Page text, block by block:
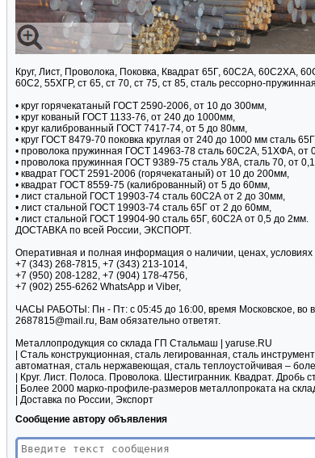
Круг, Лист, Проволока, Поковка, Квадрат 65Г, 60С2А,
60С2, 55ХГР, ст 65, ст 70, ст 75, ст 85, сталь рессорно-
• круг горячекатаный ГОСТ 2590-2006, от 10 до 300мм,
• круг кованый ГОСТ 1133-76, от 240 до 1000мм,
• круг калиброванный ГОСТ 7417-74, от 5 до 80мм,
• круг ГОСТ 8479-70 поковка круглая от 240 до 1000 мм сталь
• проволока пружинная ГОСТ 14963-78 сталь 60С2А, 51ХФА, от
• проволока пружинная ГОСТ 9389-75 сталь У8А, сталь 70, от
• квадрат ГОСТ 2591-2006 (горячекатаный) от 10 до 200мм,
• квадрат ГОСТ 8559-75 (калиброванный) от 5 до 60мм,
• лист стальной ГОСТ 19903-74 сталь 60С2А от 2 до 30мм,
• лист стальной ГОСТ 19903-74 сталь 65Г от 2 до 60мм,
• лист стальной ГОСТ 19904-90 сталь 65Г, 60С2А от 0,5 до 2мм.
ДОСТАВКА по всей России, ЭКСПОРТ.
Оперативная и полная информация о наличии, ценах,
+7 (343) 268-7815, +7 (343) 213-1014,
+7 (950) 208-1282, +7 (904) 178-4756,
+7 (902) 255-6262 WhatsApp и Viber,
ЧАСЫ РАБОТЫ: Пн - Пт: с 05:45 до 16:00, время Московское, во
2687815@mail.ru, Вам обязательно ответят.
Металлопродукция со склада ГП Стальмаш | yaruse.RU
| Сталь конструкционная, сталь легированная, сталь
автоматная, сталь нержавеющая, сталь теплоустойчивая –
| Круг. Лист. Полоса. Проволока. Шестигранник. Квадрат.
| Более 2000 марко-профиле-размеров металлопроката на
| Доставка по России, Экспорт
Сообщение автору объявления